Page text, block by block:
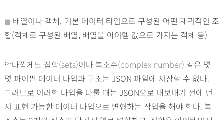
◼︎ 배열이나 객체, 기본 데이터 타입으로 구성된 어떤 재귀적인 조
합(객체로 구성된 배열, 배열을 아이템 값으로 가지는 객체 등)
안타깝게도 집합(sets)이나 복소수(complex number) 같은 몇
몇 파이썬 데이터 타입과 구조는 JSON 파일에 저장할 수 없다.
그러므로 이러한 타입을 다룰 때는 JSON으로 내보내기 전에 먼
저 표현 가능한 데이터 타입으로 변형하는 작업을 해야 한다. 복